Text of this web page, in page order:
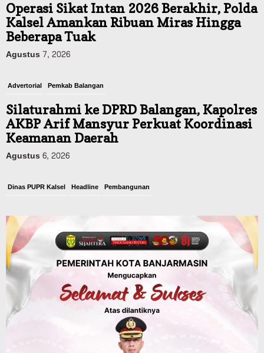
Operasi Sikat Intan 2026 Berakhir, Polda
Kalsel Amankan Ribuan Miras Hingga
Beberapa Tuak
Agustus 7, 2026
Advertorial Pemkab Balangan
Silaturahmi ke DPRD Balangan, Kapolres
AKBP Arif Mansyur Perkuat Koordinasi
Keamanan Daerah
Agustus 6, 2026
Dinas PUPR Kalsel Headline Pembangunan
Dibuka Pasca Retak dan Amblas,
Angkutan Bertonase 6 Ton Lebih Tak
Diperbolehkan Melintas
Agustus 7, 2026
Pemerintahan
Juara Umum Tingkat Provinsi, 02SN
2026 di Jakarta Seluruhnya Diwakili